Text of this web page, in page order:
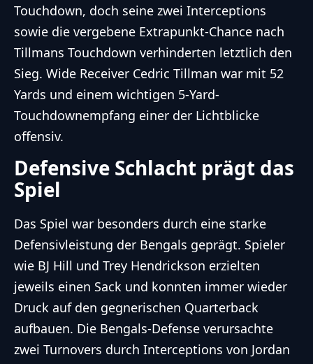
Touchdown, doch seine zwei Interceptions
sowie die vergebene Extrapunkt-Chance nach
Tillmans Touchdown verhinderten letztlich den
Sieg. Wide Receiver Cedric Tillman war mit 52
Yards und einem wichtigen 5-Yard-
Touchdownempfang einer der Lichtblicke
offensiv.
Defensive Schlacht prägt das
Spiel
Das Spiel war besonders durch eine starke
Defensivleistung der Bengals geprägt. Spieler
wie BJ Hill und Trey Hendrickson erzielten
jeweils einen Sack und konnten immer wieder
Druck auf den gegnerischen Quarterback
aufbauen. Die Bengals-Defense verursachte
zwei Turnovers durch Interceptions von Jordan